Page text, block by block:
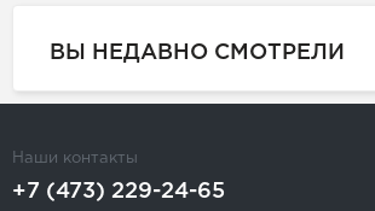
ВЫ НЕДАВНО СМОТРЕЛИ
Наши контакты
+7 (473) 229-24-65